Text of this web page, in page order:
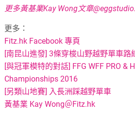
更多黃基業Kay Wong文章
更多：
Fitz.hk Facebook 專頁
[南昆山進發] 3條穿梭山野越野單車路
[與冠軍模特的對話] FFG WFF PRO &
Championships 2016
[另類山地賽] 入長洲踩越野單車
黃基業 Kay Wong＠Fitz.hk